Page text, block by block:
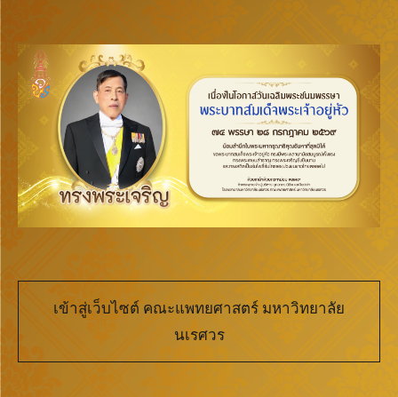
เข้าสู่เว็บไซต์ คณะแพทยศาสตร์ มหาวิทยาลัย
นเรศวร